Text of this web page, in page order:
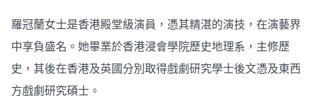
羅冠蘭女士是香港殿堂級演員，憑其精湛的演技，在演藝界
中享負盛名。她畢業於香港浸會學院歷史地理系，主修歷
史，其後在香港及英國分別取得戲劇研究學士後文憑及東西
方戲劇研究碩士。